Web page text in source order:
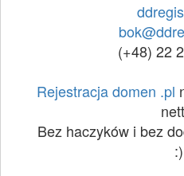
(+48) 22
Rejestracja domen .pl
Bez haczyków i bez
:)